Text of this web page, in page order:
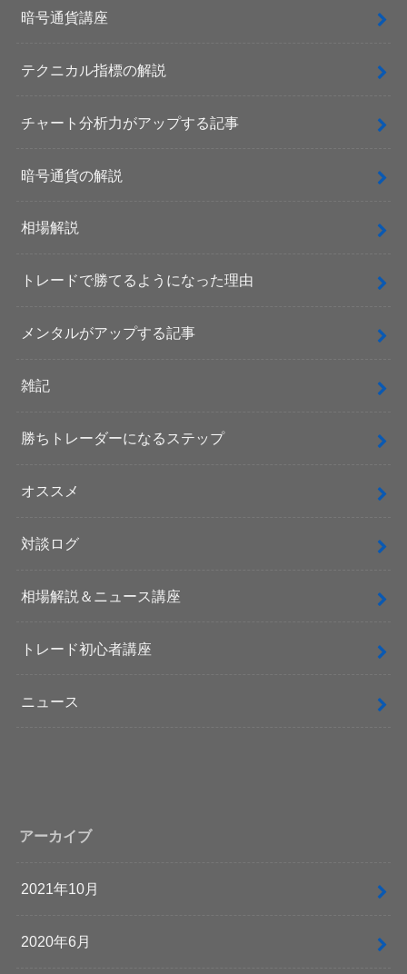
暗号通貨講座
テクニカル指標の解説
チャート分析力がアップする記事
暗号通貨の解説
相場解説
トレードで勝てるようになった理由
メンタルがアップする記事
雑記
勝ちトレーダーになるステップ
オススメ
対談ログ
相場解説＆ニュース講座
トレード初心者講座
ニュース
アーカイブ
2021年10月
2020年6月